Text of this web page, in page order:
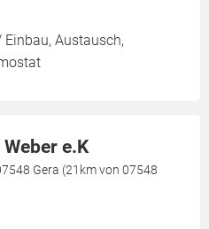
Austausch,
e.K
Gera (21km von 07548